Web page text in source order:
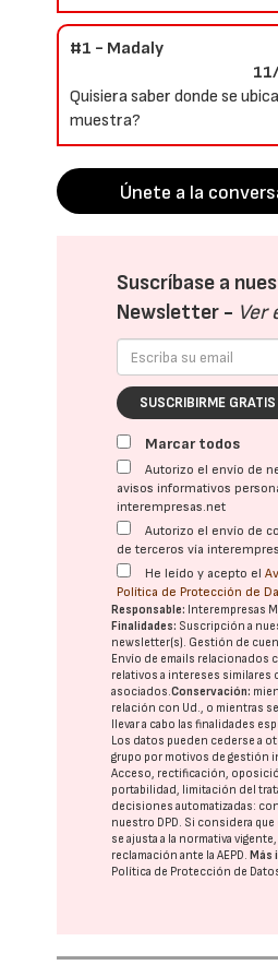
#1 - Madaly
Quisiera saber donde se
muestra?
Únete a la
Suscríbase a
Newsletter - Ver
SUSCRIBIRME GRATIS
Marcar todos
Autorizo el envío de
avisos informativos
interempresas.net
Autorizo el envío de
de terceros vía
He leído y acepto el
Política de Protección de
Responsable: Interempresas
Finalidades: Suscripción a
newsletter(s). Gestión de
Envío de emails relacionados
relativos a intereses similares
asociados.Conservación:
relación con Ud., o mientras
llevar a cabo las finalidades
Los datos pueden cederse a
grupo por motivos de gestión
Acceso, rectificación,
portabilidad, limitación del
decisiones automatizadas:
nuestro DPD. Si considera
se ajusta a la normativa
reclamación ante laAEPD. Más
Política de Protección de